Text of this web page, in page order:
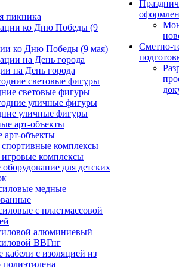
пикника
ко Дню Победы (9 мая)
на День города
световые фигуры
уличные фигуры
арт-объекты
спортивные комплексы
игровые комплексы
для детских
медные
с пластмассовой
алюминиевый
ВВГнг
с изоляцией из
Сметно-